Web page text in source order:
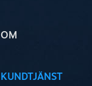
OM
KUNDTJÄNST